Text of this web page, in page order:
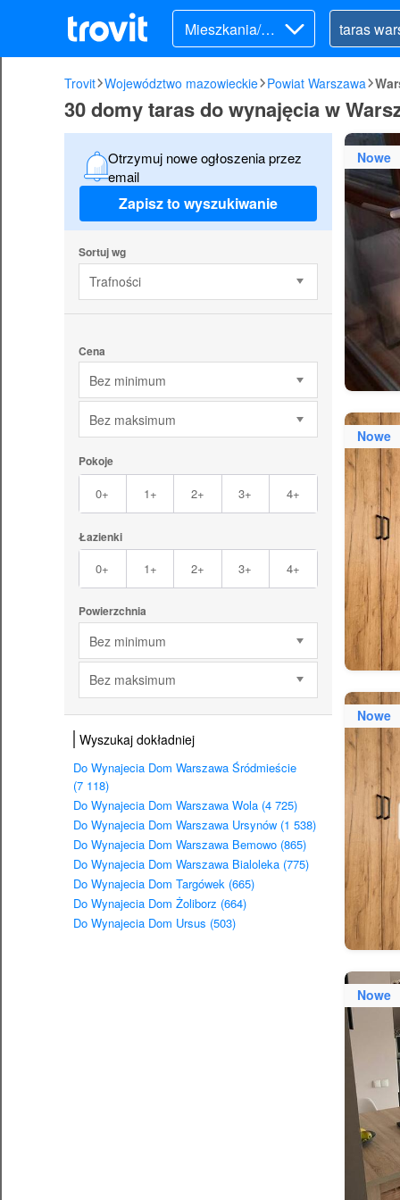
Mieszkania/Do
my (wynajem)
Trovit Województwo mazowieckie Powiat Warszawa
30 domy taras do wynajęcia w
Otrzymuj nowe ogłoszenia przez
email
Zapisz to wyszukiwanie
Sortuj wg
Trafności
Cena
Bez minimum
Bez maksimum
Pokoje
0+ 1+ 2+ 3+ 4+
Łazienki
0+ 1+ 2+ 3+ 4+
Powierzchnia
Bez minimum
Bez maksimum
Wyszukaj dokładniej
Do Wynajecia Dom Warszawa Śródmieście
(7 118)
Do Wynajecia Dom Warszawa Wola (4 725)
Do Wynajecia Dom Warszawa Ursynów (1 538)
Do Wynajecia Dom Warszawa Bemowo (865)
Do Wynajecia Dom Warszawa Bialoleka (775)
Do Wynajecia Dom Targówek (665)
Do Wynajecia Dom Żoliborz (664)
Do Wynajecia Dom Ursus (503)
Nowe
Nowe
Nowe
Nowe